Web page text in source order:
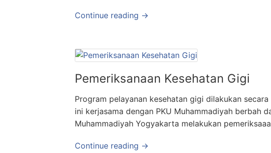
Continue reading →
Pemeriksanaan Kesehatan Gigi
Program pelayanan kesehatan gigi dilakukan
ini kerjasama dengan PKU Muhammadiyah berbah
Muhammadiyah Yogyakarta melakukan
Continue reading →